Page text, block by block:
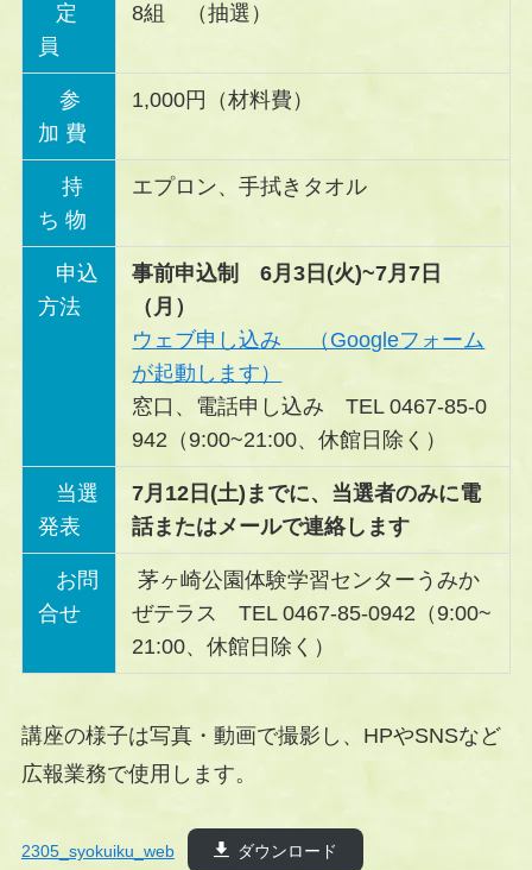
定
員
8組 （抽選）
参
加 費
1,000円（材料費）
持
ち 物
エプロン、手拭きタオル
申込
方法
事前申込制 6月3日(火)~7月7日
（月）
ウェブ申し込み （Googleフォーム
が起動します）
窓口、電話申し込み TEL 0467-85-0
942（9:00~21:00、休館日除く）
当選
発表
7月12日(土)までに、当選者のみに電
話またはメールで連絡します
お問
合せ
茅ヶ崎公園体験学習センターうみか
ぜテラス TEL 0467-85-0942（9:00~
21:00、休館日除く）
講座の様子は写真・動画で撮影し、HPやSNSなど
広報業務で使用します。
2305_syokuiku_web ダウンロード